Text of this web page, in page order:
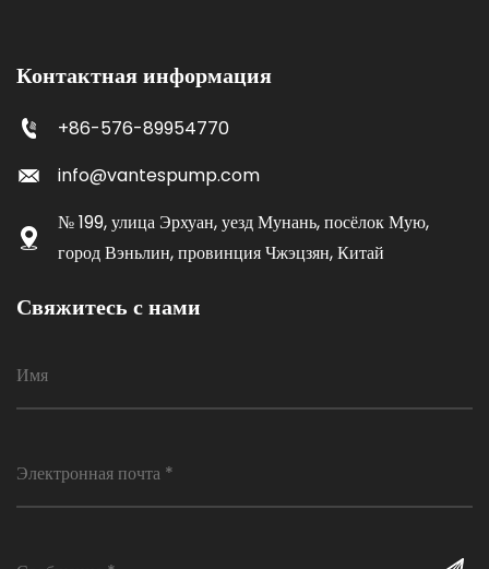
Контактная информация
+86-576-89954770
info@vantespump.com
№ 199, улица Эрхуан, уезд Мунань, посёлок Мую,
город Вэньлин, провинция Чжэцзян, Китай
Свяжитесь с нами